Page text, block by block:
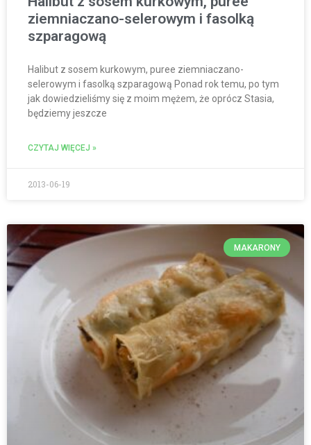
ziemniaczano-selerowym i fasolką
szparagową
Halibut z sosem kurkowym, puree ziemniaczano-
selerowym i fasolką szparagową Ponad rok temu, po tym
jak dowiedzieliśmy się z moim mężem, że oprócz Stasia,
będziemy jeszcze
CZYTAJ WIĘCEJ »
2013-06-19
MAKARONY